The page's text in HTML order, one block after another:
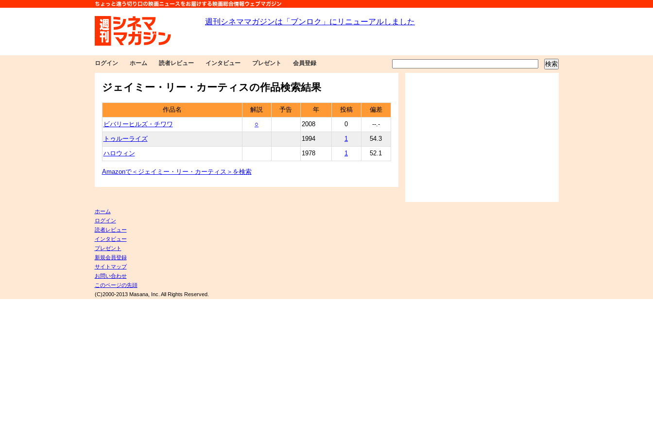
ログイン ホーム 読者レビュー インタビュー プレゼント 会員登録
ジェイミー・リー・カーティスの作品検索結果
作品名 解説 予告 年 投稿 偏差
ビバリーヒルズ・チワワ ○ 2008 0 --.-
トゥルーライズ 1994 1 54.3
ハロウィン 1978 1 52.1
Amazonで＜ジェイミー・リー・カーティス＞を検索
ホーム
ログイン
読者レビュー
インタビュー
プレゼント
新規会員登録
サイトマップ
お問い合わせ
このページの先頭
(C)2000-2013 Masana, Inc. All Rights Reserved.